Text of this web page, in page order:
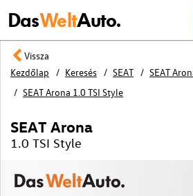
DasWeltAuto.
Vissza
Kezdőlap
Keresés SEAT
SEAT
SEAT Arona 1.0 TSI Style
SEAT Arona
1.0 TSI Style